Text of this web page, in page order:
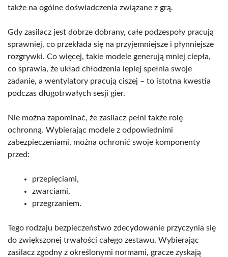
także na ogólne doświadczenia związane z grą.
Gdy zasilacz jest dobrze dobrany, całe podzespoły pracują
sprawniej, co przekłada się na przyjemniejsze i płynniejsze
rozgrywki. Co więcej, takie modele generują mniej ciepła,
co sprawia, że układ chłodzenia lepiej spełnia swoje
zadanie, a wentylatory pracują ciszej – to istotna kwestia
podczas długotrwałych sesji gier.
Nie można zapominać, że zasilacz pełni także rolę
ochronną. Wybierając modele z odpowiednimi
zabezpieczeniami, można ochronić swoje komponenty
przed:
przepięciami,
zwarciami,
przegrzaniem.
Tego rodzaju bezpieczeństwo zdecydowanie przyczynia się
do zwiększonej trwałości całego zestawu. Wybierając
zasilacz zgodny z określonymi normami, gracze zyskają